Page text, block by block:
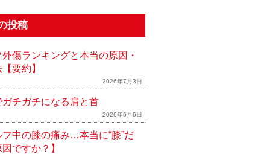
投稿
傷ランキングと本当の原因・
要約】
2026年7月3日
ガチガチになる肩と首
2026年6月6日
フ中の膝の痛み…本当に“膝”だ
ですか？】